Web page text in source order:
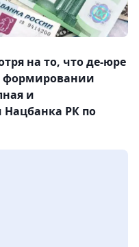
на то, что де-юре
формировании
и
Нацбанка РК по